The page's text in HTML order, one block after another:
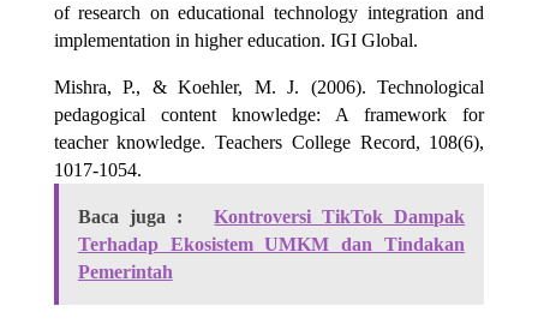
of research on educational technology integration and
implementation in higher education. IGI Global.
Mishra, P., & Koehler, M. J. (2006). Technological
pedagogical content knowledge: A framework for
teacher knowledge. Teachers College Record, 108(6),
1017-1054.
Baca juga :
Kontroversi TikTok Dampak
Terhadap Ekosistem UMKM dan Tindakan
Pemerintah